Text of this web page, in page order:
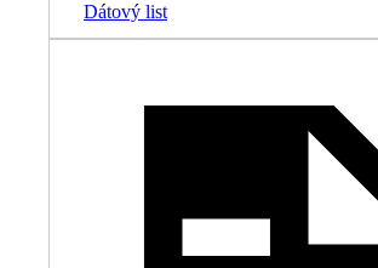
Dátový list